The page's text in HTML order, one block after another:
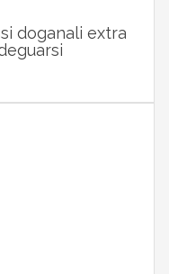
doganali extra